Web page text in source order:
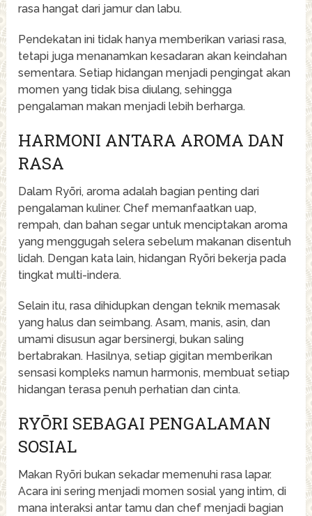
rasa hangat dari jamur dan labu.
Pendekatan ini tidak hanya memberikan variasi rasa,
tetapi juga menanamkan kesadaran akan keindahan
sementara. Setiap hidangan menjadi pengingat akan
momen yang tidak bisa diulang, sehingga
pengalaman makan menjadi lebih berharga.
HARMONI ANTARA AROMA DAN
RASA
Dalam Ryōri, aroma adalah bagian penting dari
pengalaman kuliner. Chef memanfaatkan uap,
rempah, dan bahan segar untuk menciptakan aroma
yang menggugah selera sebelum makanan disentuh
lidah. Dengan kata lain, hidangan Ryōri bekerja pada
tingkat multi-indera.
Selain itu, rasa dihidupkan dengan teknik memasak
yang halus dan seimbang. Asam, manis, asin, dan
umami disusun agar bersinergi, bukan saling
bertabrakan. Hasilnya, setiap gigitan memberikan
sensasi kompleks namun harmonis, membuat setiap
hidangan terasa penuh perhatian dan cinta.
RYŌRI SEBAGAI PENGALAMAN
SOSIAL
Makan Ryōri bukan sekadar memenuhi rasa lapar.
Acara ini sering menjadi momen sosial yang intim, di
mana interaksi antar tamu dan chef menjadi bagian